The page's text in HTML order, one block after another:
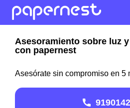
Asesoramiento sobre luz
con papernest
Asesórate sin compromiso en 5